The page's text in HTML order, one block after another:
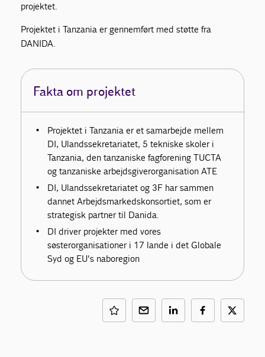
projektet.
Projektet i Tanzania er gennemført med støtte fra
DANIDA.
Fakta om projektet
Projektet i Tanzania er et samarbejde mellem
DI, Ulandssekretariatet, 5 tekniske skoler i
Tanzania, den tanzaniske fagforening TUCTA
og tanzaniske arbejdsgiverorganisation ATE
DI, Ulandssekretariatet og 3F har sammen
dannet Arbejdsmarkedskonsortiet, som er
strategisk partner til Danida.
DI driver projekter med vores
søsterorganisationer i 17 lande i det Globale
Syd og EU's naboregion